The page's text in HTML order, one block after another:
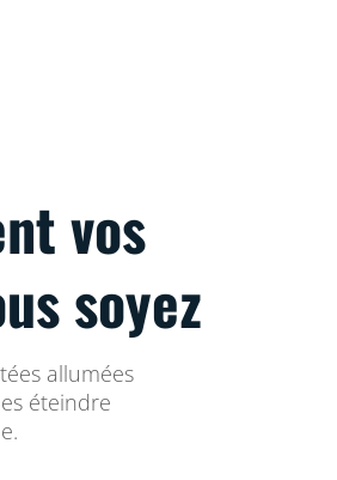
vos
soyez
allumées
éteindre